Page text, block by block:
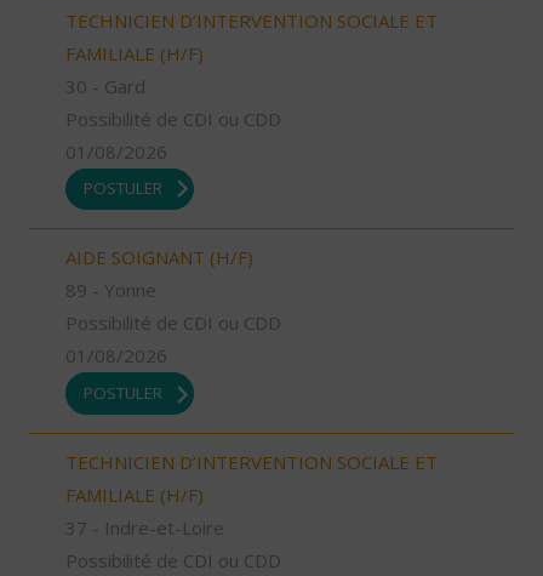
TECHNICIEN D’INTERVENTION SOCIALE ET
FAMILIALE (H/F)
30 - Gard
Possibilité de CDI ou CDD
01/08/2026
POSTULER
AIDE SOIGNANT (H/F)
89 - Yonne
Possibilité de CDI ou CDD
01/08/2026
POSTULER
TECHNICIEN D’INTERVENTION SOCIALE ET
FAMILIALE (H/F)
37 - Indre-et-Loire
Possibilité de CDI ou CDD